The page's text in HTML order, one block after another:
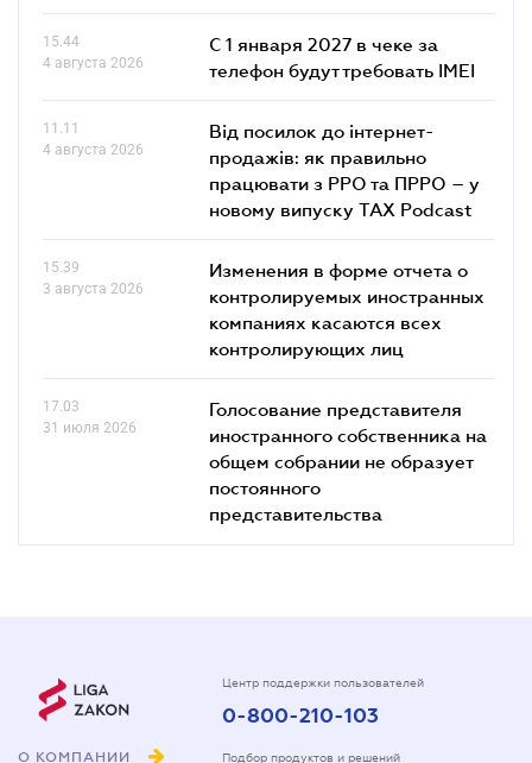
15.44
4 августа 2026
С 1 января 2027 в чеке за
телефон будут требовать IMEI
11.11
4 августа 2026
Від посилок до інтернет-
продажів: як правильно
працювати з РРО та ПРРО – у
новому випуску TAX Podcast
15.39
3 августа 2026
Изменения в форме отчета о
контролируемых иностранных
компаниях касаются всех
контролирующих лиц
17.03
31 июля 2026
Голосование представителя
иностранного собственника на
общем собрании не образует
постоянного
представительства
О КОМПАНИИ
Центр поддержки пользователей
0-800-210-103
Подбор продуктов и решений